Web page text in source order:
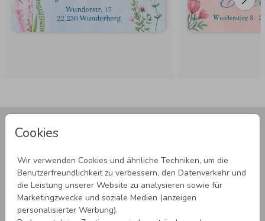
Cookies
Wir verwenden Cookies und ähnliche Techniken, um die
Benutzerfreundlichkeit zu verbessern, den Datenverkehr und
die Leistung unserer Website zu analysieren sowie für
Marketingzwecke und soziale Medien (anzeigen
personalisierter Werbung).
sichern!
Laufenden.